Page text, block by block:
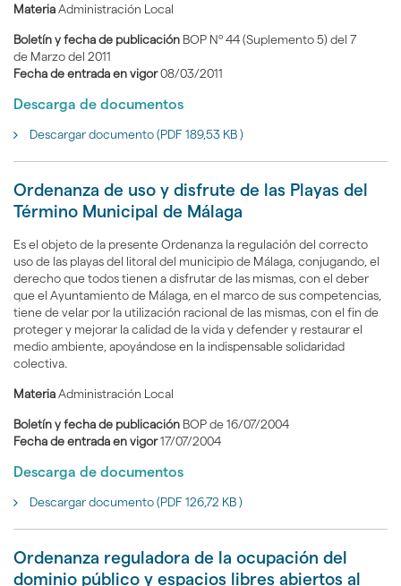
MateriaAdministración Local
Boletín y fecha de publicación BOP Nº 44 (Suplemento 5) del 7
de Marzo del 2011
Fecha de entrada en vigor08/03/2011
Descarga de documentos
Descargar documento (PDF 189,53 KB )
Ordenanza de uso y disfrute de las Playas del
Término Municipal de Málaga
Es el objeto de la presente Ordenanza la regulación del correcto
uso de las playas del litoral del municipio de Málaga, conjugando, el
derecho que todos tienen a disfrutar de las mismas, con el deber
que el Ayuntamiento de Málaga, en el marco de sus competencias,
tiene de velar por la utilización racional de las mismas, con el fin de
proteger y mejorar la calidad de la vida y defender y restaurar el
medio ambiente, apoyándose en la indispensable solidaridad
colectiva.
MateriaAdministración Local
Boletín y fecha de publicación BOP de 16/07/2004
Fecha de entrada en vigor17/07/2004
Descarga de documentos
Descargar documento (PDF 126,72 KB )
Ordenanza reguladora de la ocupación del
dominio público y espacios libres abiertos al